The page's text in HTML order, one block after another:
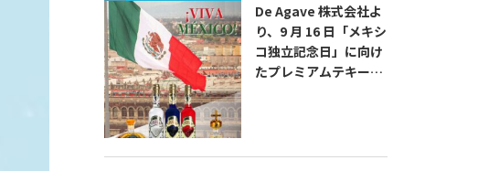
De Agave 株式会社よ
り、9 月 16 日「メキシ
コ独立記念日」に向け
たプレミアムテキーラ